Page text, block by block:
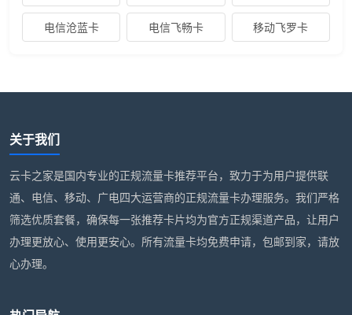
电信沧蓝卡 电信飞畅卡 移动飞罗卡
关于我们
云卡之家是国内专业的正规流量卡推荐平台，致力于为用户提供联
通、电信、移动、广电四大运营商的正规流量卡办理服务。我们严格
筛选优质套餐，确保每一张推荐卡片均为官方正规渠道产品，让用户
办理更放心、使用更安心。所有流量卡均免费申请，包邮到家，请放
心办理。